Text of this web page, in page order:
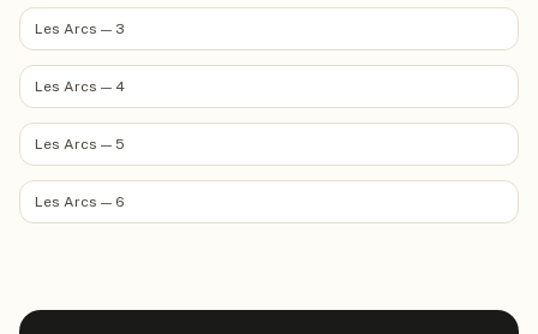
Les Arcs — 3
Les Arcs — 4
Les Arcs — 5
Les Arcs — 6